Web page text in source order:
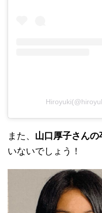
また、 山口厚子さんの
いないでしょう！